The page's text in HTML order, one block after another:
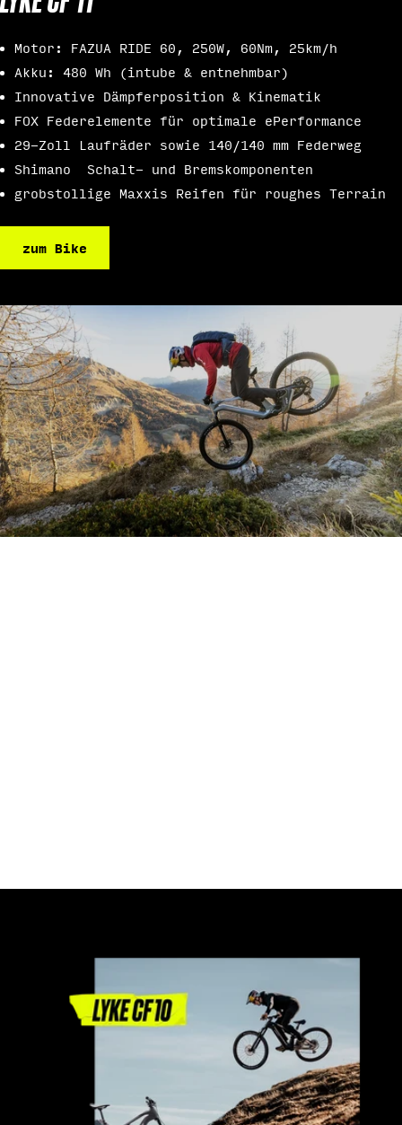
Motor: FAZUA RIDE 60, 250W, 60Nm, 25km/h
Akku: 480 Wh (intube & entnehmbar)
Innovative Dämpferposition & Kinematik
FOX Federelemente für optimale ePerformance
29-Zoll Laufräder sowie 140/140 mm Federweg
Shimano Schalt- und Bremskomponenten
grobstollige Maxxis Reifen für roughes Terrain
zum Bike